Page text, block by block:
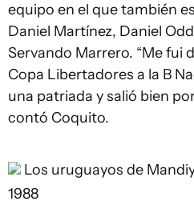
equipo en el que también
Daniel Martínez, Daniel
Servando Marrero. “Me fui
Copa Libertadores a la B
una patriada y salió bien
contó Coquito.
Los uruguayos de
1988